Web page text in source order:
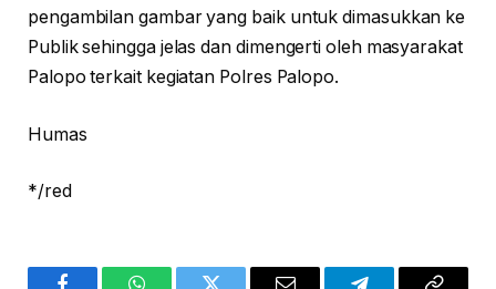
pengambilan gambar yang baik untuk dimasukkan ke
Publik sehingga jelas dan dimengerti oleh masyarakat
Palopo terkait kegiatan Polres Palopo.
Humas
*/red